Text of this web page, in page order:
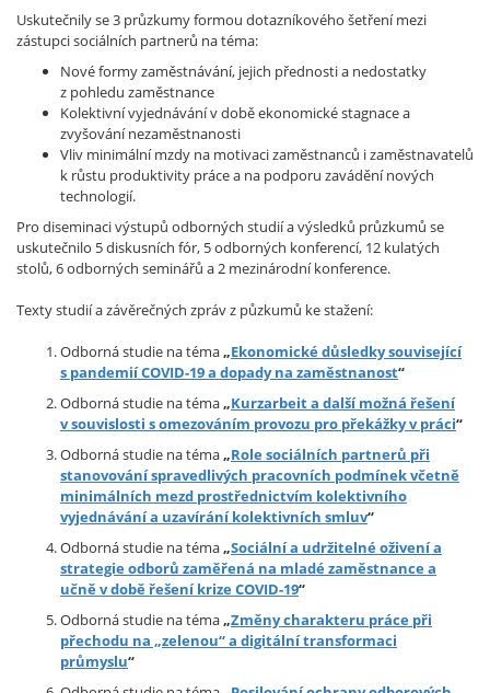
Uskutečnily se 3 průzkumy formou dotazníkového šetření mezi
zástupci sociálních partnerů na téma:
Nové formy zaměstnávání, jejich přednosti a nedostatky
z pohledu zaměstnance
Kolektivní vyjednávání v době ekonomické stagnace a
zvyšování nezaměstnanosti
Vliv minimální mzdy na motivaci zaměstnanců i zaměstnavatelů
k růstu produktivity práce a na podporu zavádění nových
technologií.
Pro diseminaci výstupů odborných studií a výsledků průzkumů se
uskutečnilo 5 diskusních fór, 5 odborných konferencí, 12 kulatých
stolů, 6 odborných seminářů a 2 mezinárodní konference.
Texty studií a závěrečných zpráv z půzkumů ke stažení:
Odborná studie na téma„Ekonomické důsledky související
s pandemií COVID-19 a dopady na zaměstnanost“
Odborná studie na téma„Kurzarbeit a další možná řešení
v souvislosti s omezováním provozu pro překážky v práci“
Odborná studie na téma„Role sociálních partnerů při
stanovování spravedlivých pracovních podmínek včetně
minimálních mezd prostřednictvím kolektivního
vyjednávání a uzavírání kolektivních smluv“
Odborná studie na téma„Sociální a udržitelné oživení a
strategie odborů zaměřená na mladé zaměstnance a
učně v době řešení krize COVID-19“
Odborná studie na téma„Změny charakteru práce při
přechodu na „zelenou“ a digitální transformaci
průmyslu“